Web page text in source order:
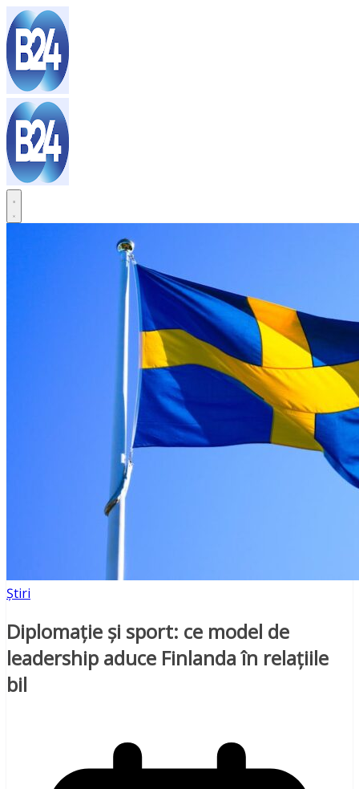
Sari
la
conținut
Știri
Diplomație și sport: ce model de
leadership aduce Finlanda în relațiile
bil